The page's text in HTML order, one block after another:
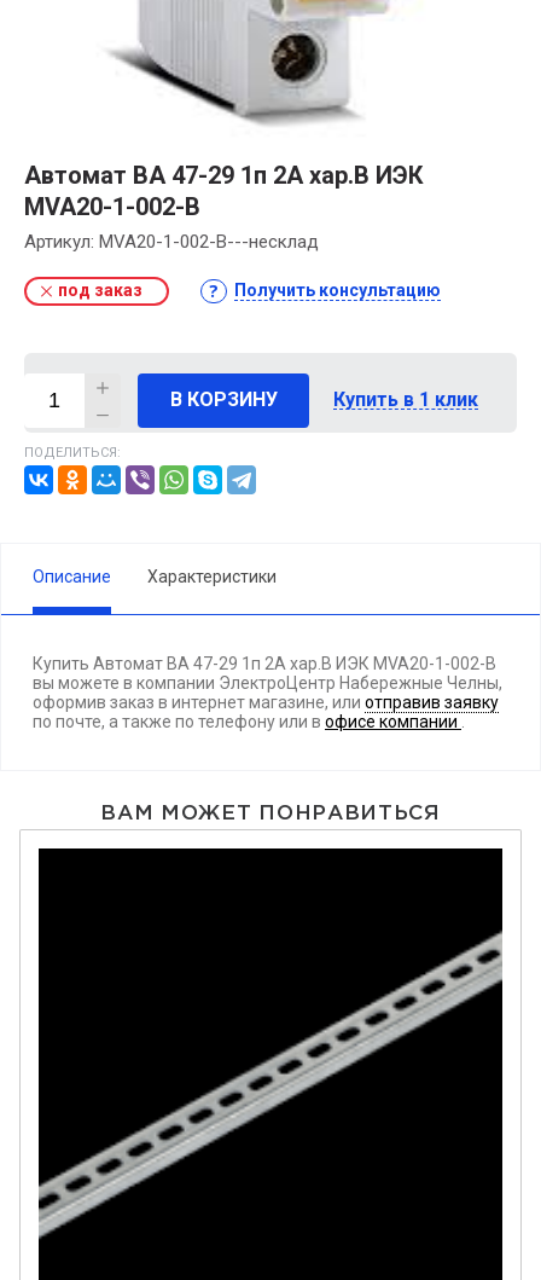
Автомат ВА 47-29 1п 2А хар.В ИЭК
MVA20-1-002-B
Артикул: MVA20-1-002-B---несклад
под заказ Получить консультацию
В КОРЗИНУ Купить в 1 клик
ПОДЕЛИТЬСЯ:
Описание Характеристики
Купить Автомат ВА 47-29 1п 2А хар.В ИЭК MVA20-1-002-B
вы можете в компании ЭлектроЦентр Набережные Челны,
оформив заказ в интернет магазине, или отправив заявку
по почте, а также по телефонуили в офисе компании
ВАМ МОЖЕТ ПОНРАВИТЬСЯ